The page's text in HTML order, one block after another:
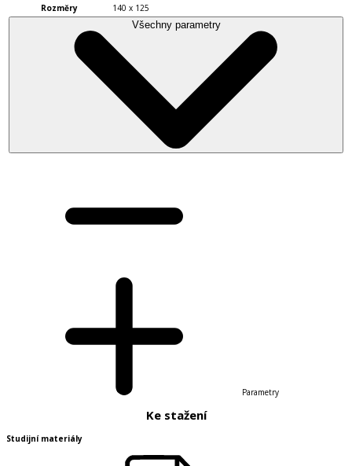
Rozměry
140 x 125
Všechny parametry
Parametry
Ke stažení
Studijní materiály